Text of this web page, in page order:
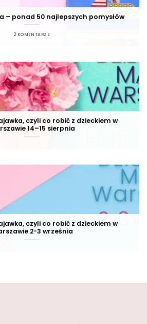
– ponad 50 najlepszych pomysłów
2 KOMENTARZE
czyli co robić z dzieckiem w
14–15 sierpnia
czyli co robić z dzieckiem w
2-3 września